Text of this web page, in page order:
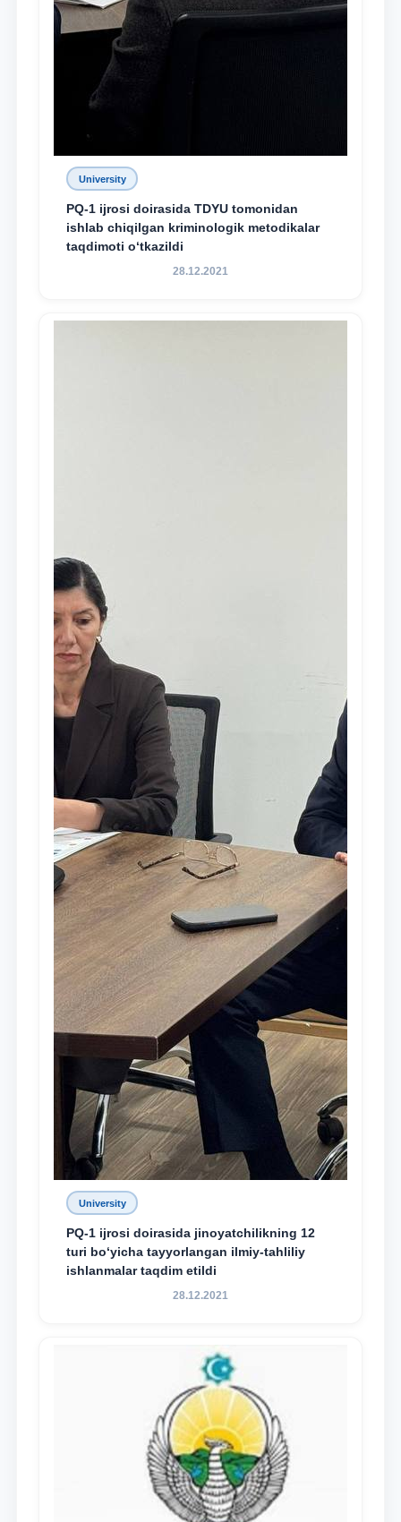
University
PQ-1 ijrosi doirasida TDYU tomonidan
ishlab chiqilgan kriminologik metodikalar
taqdimoti o‘tkazildi
28.12.2021
University
PQ-1 ijrosi doirasida jinoyatchilikning 12
turi bo‘yicha tayyorlangan ilmiy-tahliliy
ishlanmalar taqdim etildi
28.12.2021